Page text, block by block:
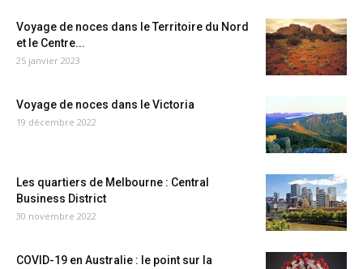
Voyage de noces dans le Territoire du Nord
et le Centre...
25 janvier 2023
Voyage de noces dans le Victoria
19 décembre 2022
Les quartiers de Melbourne : Central
Business District
30 novembre 2022
COVID-19 en Australie : le point sur la